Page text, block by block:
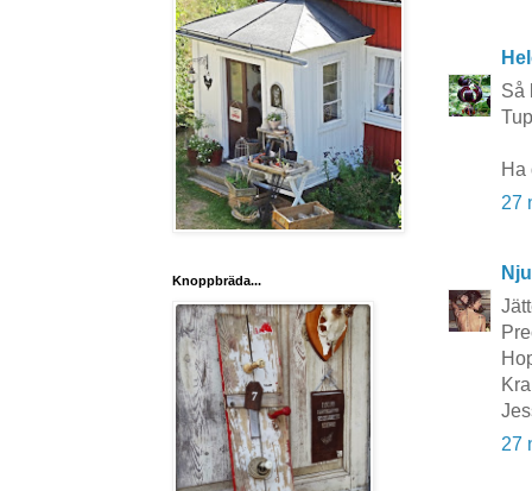
Så
Ha
27
27
Knoppbräda...